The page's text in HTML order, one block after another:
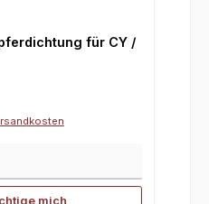
für CY /
mich